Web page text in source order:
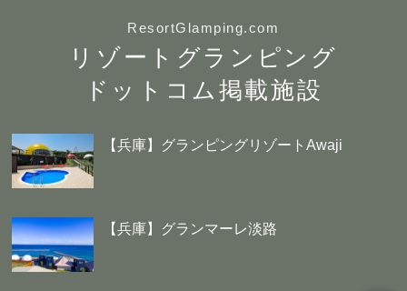
ResortGlamping.com
リゾートグランピング
ドットコム掲載施設
【兵庫】グランピングリゾートAwaji
【兵庫】グランマーレ淡路